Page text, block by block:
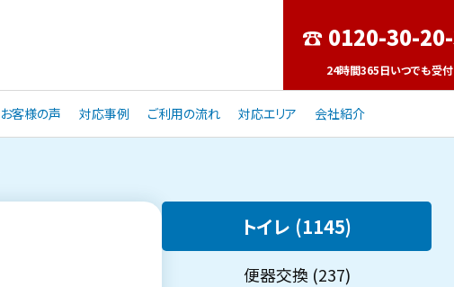
24時間365日いつでも受付
お客様の声 対応事例 ご利用の流れ 対応エリア 会社紹介
トイレ (1145)
便器交換 (237)